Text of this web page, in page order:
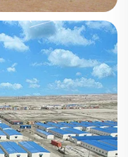
کشور: امارات متحده
انواع محصولات خانگی از
H، ساختمان ZM و مدل ZA وجود دارد. پیاده‌سازی...